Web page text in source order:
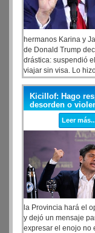
hermanos Karina y
de Donald Trump
drástica: suspendió
viajar sin visa. Lo
gobierno de los
una delegación
firmar el acuerdo y
habiliten a continuar
Kicillof: Hago
desorden o
Leer
la Provincia hará el
y dejó un mensaje
expresar el enojo no